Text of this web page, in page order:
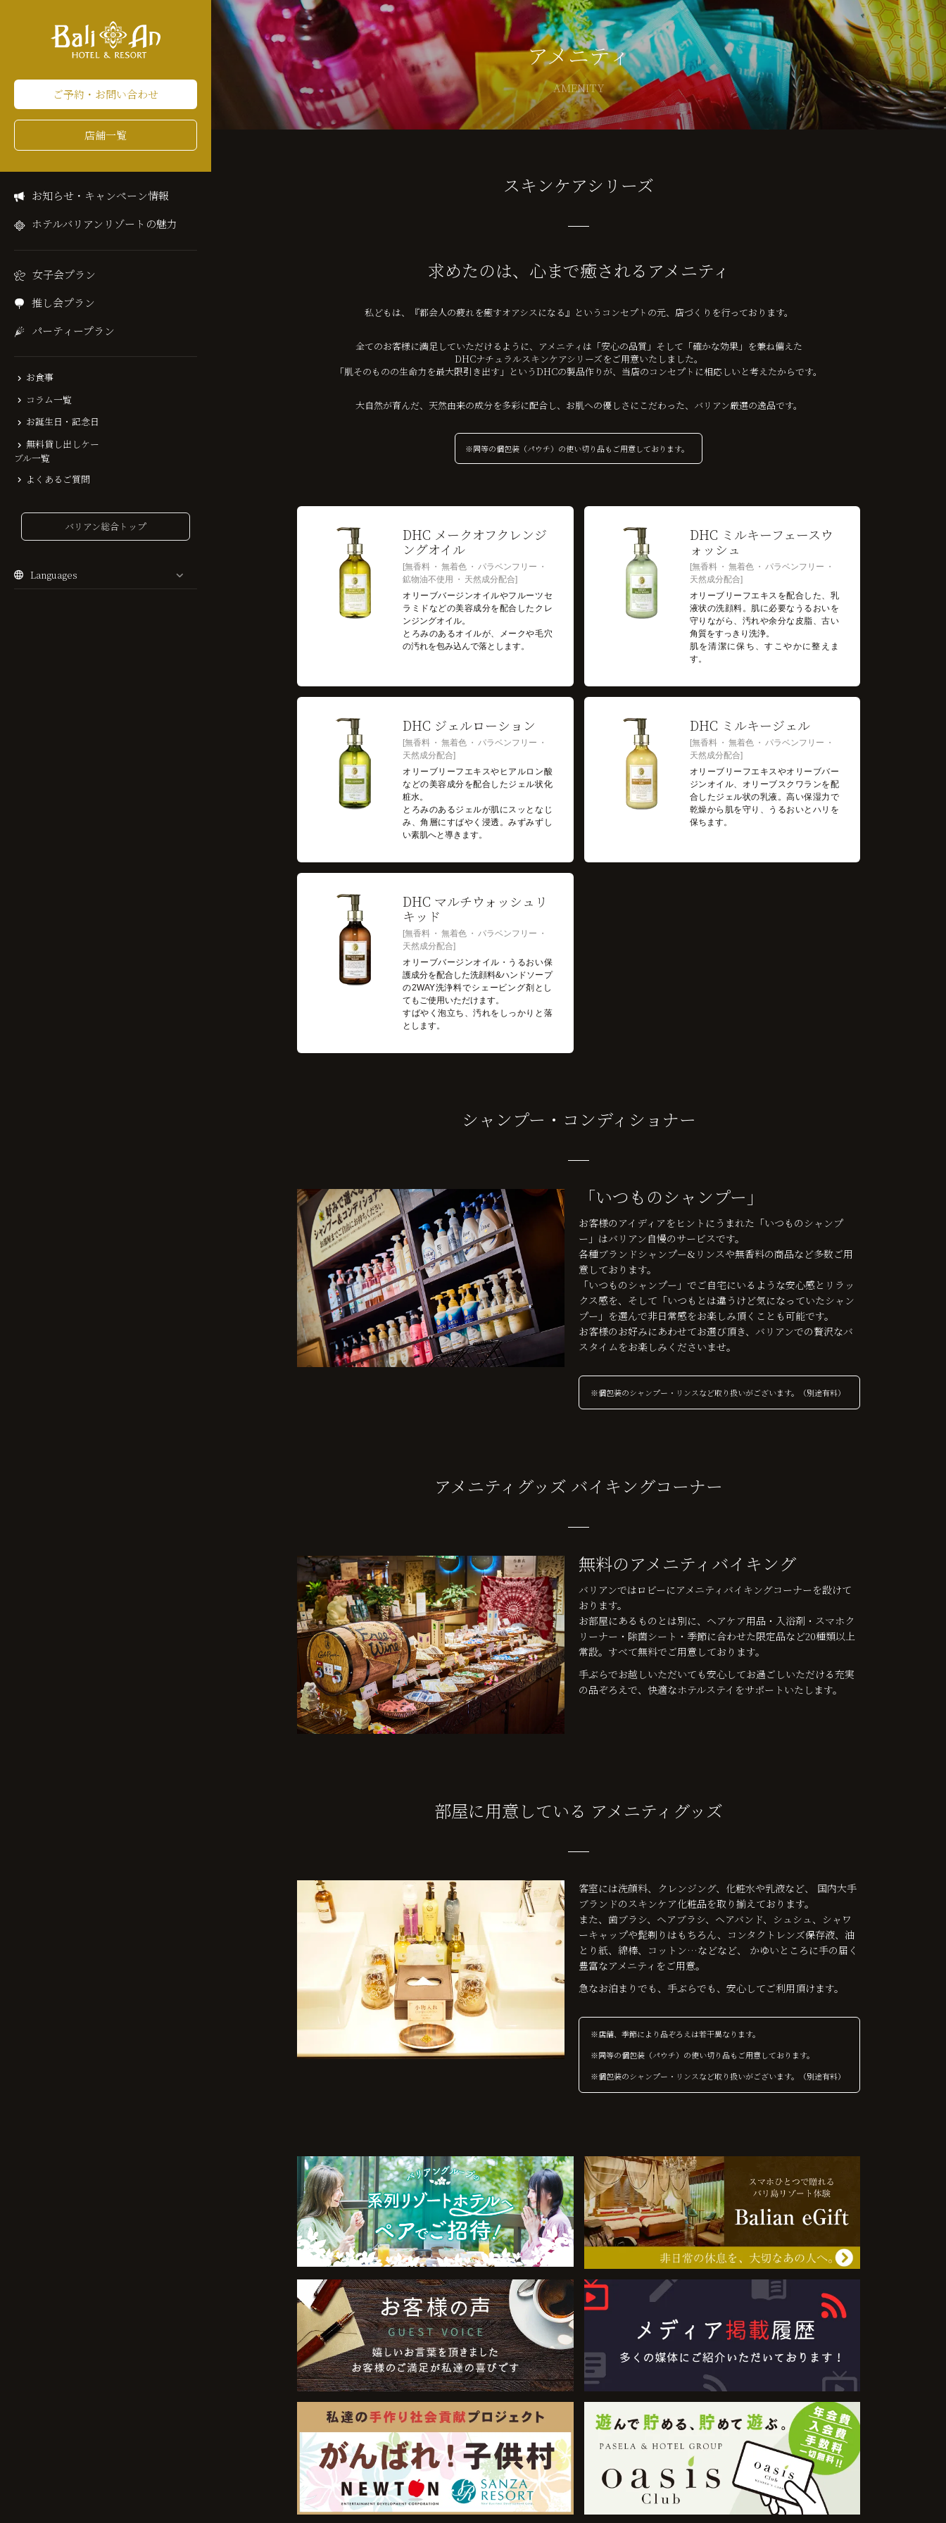
ご予約・お問い合わせ
店舗一覧
お知らせ・キャンペーン情報
ホテルバリアンリゾートの魅力
女子会プラン
推し会プラン
パーティープラン
お食事
コラム一覧
お誕生日・記念日
無料貸し出しケー
ブル一覧
よくあるご質問
バリアン総合トップ
Languages
アメニティ
AMENITY
スキンケアシリーズ
求めたのは、 心まで癒されるアメニティ
私どもは、『都会人の疲れを癒すオアシスになる』というコンセプトの元、店づくりを行っております。
全てのお客様に満足していただけるように、アメニティは「安心の品質」そして「確かな効果」を兼ね備えた
DHCナチュラルスキンケアシリーズをご用意いたしました。
「肌そのものの生命力を最大限引き出す」というDHCの製品作りが、当店のコンセプトに相応しいと考えたからです。
大自然が育んだ、天然由来の成分を多彩に配合し、お肌への優しさにこだわった、バリアン厳選の逸品です。
※同等の個包装（パウチ）の使い切り品もご用意しております。
DHC メークオフクレンジ
ングオイル
無香料 無着色
パラベンフリー
鉱物油不使用
天然成分配合
オリーブバージンオイルやフルーツセ
ラミドなどの美容成分を配合したクレ
ンジングオイル。
とろみのあるオイルが、メークや毛穴
の汚れを包み込んで落とします。
DHC ミルキーフェースウ
ォッシュ
無香料 無着色
パラベンフリー
天然成分配合
オリーブリーフエキスを配合した、乳
液状の洗顔料。肌に必要なうるおいを
守りながら、汚れや余分な皮脂、古い
角質をすっきり洗浄。
肌を清潔に保ち、すこやかに整えま
す。
DHC ジェルローション
無香料 無着色
パラベンフリー
天然成分配合
オリーブリーフエキスやヒアルロン酸
などの美容成分を配合したジェル状化
粧水。
とろみのあるジェルが肌にスッとなじ
み、角層にすばやく浸透。みずみずし
い素肌へと導きます。
DHC ミルキージェル
無香料 無着色
パラベンフリー
天然成分配合
オリーブリーフエキスやオリーブバー
ジンオイル、オリーブスクワランを配
合したジェル状の乳液。高い保湿力で
乾燥から肌を守り、うるおいとハリを
保ちます。
DHC マルチウォッシュリ
キッド
無香料 無着色
パラベンフリー
天然成分配合
オリーブバージンオイル・うるおい保
護成分を配合した洗顔料&ハンドソープ
の2WAY洗浄料でシェービング剤とし
てもご使用いただけます。
すばやく泡立ち、汚れをしっかりと落
とします。
シャンプー・ コンディショナー
「いつものシャンプー」
お客様のアイディアをヒントにうまれた「いつものシャンプ
ー」はバリアン自慢のサービスです。
各種ブランドシャンプー&リンスや無香料の商品など多数ご用
意しております。
「いつものシャンプー」でご自宅にいるような安心感とリラッ
クス感を、そして「いつもとは違うけど気になっていたシャン
プー」を選んで非日常感をお楽しみ頂くことも可能です。
お客様のお好みにあわせてお選び頂き、バリアンでの贅沢なバ
スタイムをお楽しみくださいませ。
※個包装のシャンプー・リンスなど取り扱いがございます。（別途有料）
アメニティグッズ バイキングコーナー
無料のアメニティバイキング
バリアンではロビーにアメニティバイキングコーナーを設けて
おります。
お部屋にあるものとは別に、ヘアケア用品・入浴剤・スマホク
リーナー・除菌シート・季節に合わせた限定品など20種類以上
常設。すべて無料でご用意しております。
手ぶらでお越しいただいても安心してお過ごしいただける充実
の品ぞろえで、快適なホテルステイをサポートいたします。
部屋に用意している アメニティグッズ
客室には洗顔料、クレンジング、化粧水や乳液など、 国内大手
ブランドのスキンケア化粧品を取り揃えております。
また、歯ブラシ、ヘアブラシ、ヘアバンド、シュシュ、シャワ
ーキャップや髭剃りはもちろん、コンタクトレンズ保存液、油
とり紙、綿棒、コットン…などなど、 かゆいところに手の届く
豊富なアメニティをご用意。
急なお泊まりでも、手ぶらでも、安心してご利用頂けます。
※店舗、季節により品ぞろえは若干異なります。
※同等の個包装（パウチ）の使い切り品もご用意しております。
※個包装のシャンプー・リンスなど取り扱いがございます。（別途有料）